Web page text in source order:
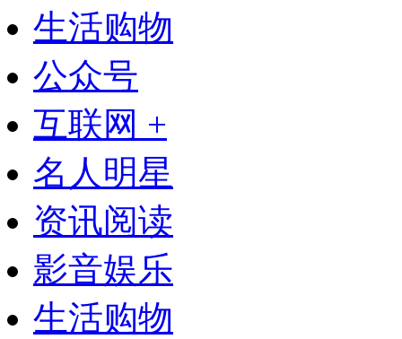
生活购物
公众号
互联网 +
名人明星
资讯阅读
影音娱乐
生活购物